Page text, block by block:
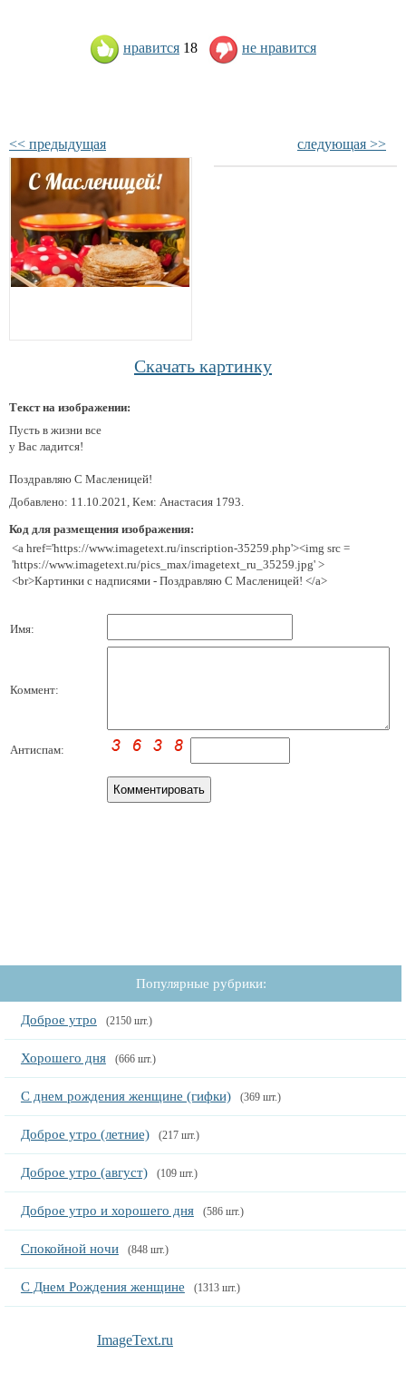
нравится 18 не нравится
<< предыдущая следующая >>
Скачать картинку
Текст на изображении:
Пусть в жизни все
у Вас ладится!
Поздравляю С Масленицей!
Добавлено: 11.10.2021, Кем: Анастасия 1793.
Код для размещения изображения:
<a href='https://www.imagetext.ru/inscription-35259.php'><img src =
'https://www.imagetext.ru/pics_max/imagetext_ru_35259.jpg' >
<br>Картинки с надписями - Поздравляю С Масленицей! </a>
Имя:
Коммент:
Антиспам:
Популярные рубрики:
Доброе утро (2150 шт.)
Хорошего дня (666 шт.)
С днем рождения женщине (гифки) (369 шт.)
Доброе утро (летние) (217 шт.)
Доброе утро (август) (109 шт.)
Доброе утро и хорошего дня (586 шт.)
Спокойной ночи (848 шт.)
С Днем Рождения женщине (1313 шт.)
ImageText.ru